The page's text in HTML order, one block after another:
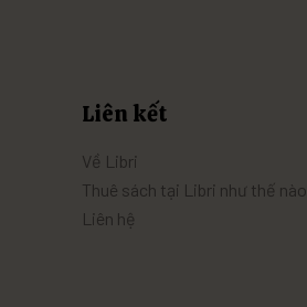
Liên kết
Về Libri
Thuê sách tại Libri như thế nào
Liên hệ